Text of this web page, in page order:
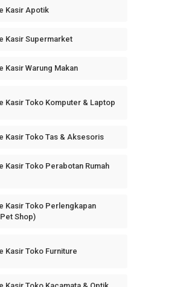
Kasir Apotik
Kasir Supermarket
Kasir Warung Makan
Kasir Toko Komputer & Laptop
Kasir Toko Tas & Aksesoris
Kasir Toko Perabotan Rumah
Kasir Toko Perlengkapan
Shop)
Kasir Toko Furniture